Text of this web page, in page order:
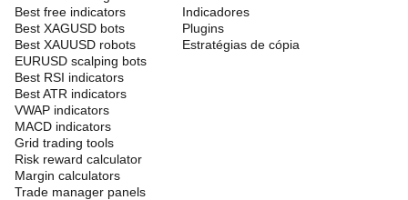
Best free indicators
Best XAGUSD bots
Best XAUUSD robots
EURUSD scalping bots
Best RSI indicators
Best ATR indicators
VWAP indicators
MACD indicators
Grid trading tools
Risk reward calculator
Margin calculators
Trade manager panels
Indicadores
Plugins
Estratégias de cópia